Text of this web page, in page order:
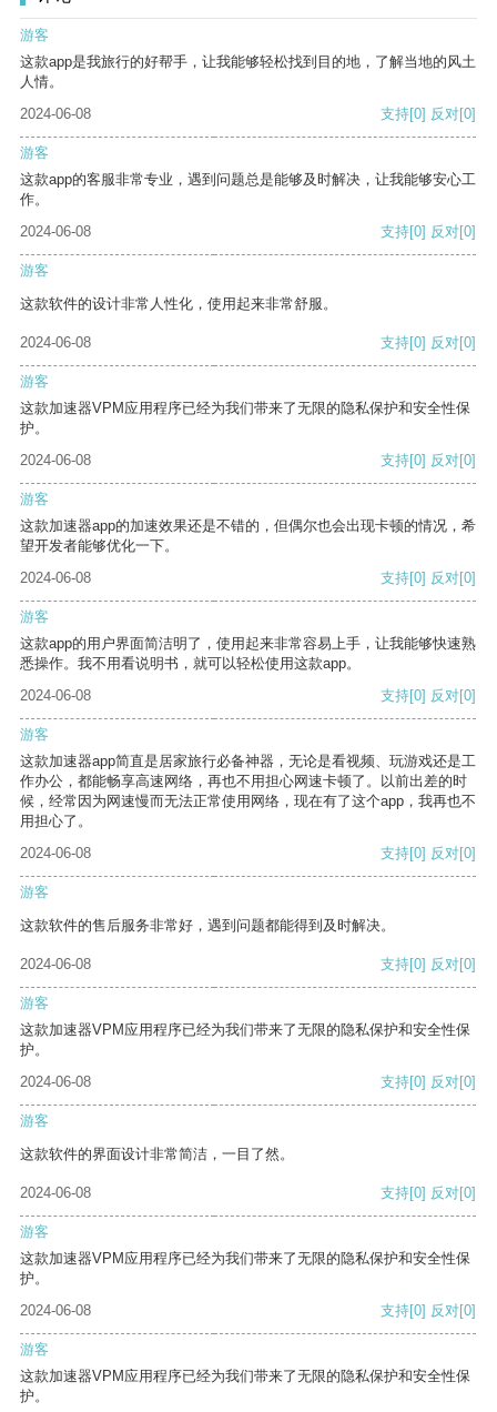
游客
这款app是我旅行的好帮手，让我能够轻松找到目的地，了解当地的风土
人情。
2024-06-08
支持[0] 反对[0]
游客
这款app的客服非常专业，遇到问题总是能够及时解决，让我能够安心工
作。
2024-06-08
支持[0] 反对[0]
游客
这款软件的设计非常人性化，使用起来非常舒服。
2024-06-08 支持[0] 反对[0]
游客
这款加速器VPM应用程序已经为我们带来了无限的隐私保护和安全性保
护。
2024-06-08
支持[0] 反对[0]
游客
这款加速器app的加速效果还是不错的，但偶尔也会出现卡顿的情况，希
望开发者能够优化一下。
2024-06-08
支持[0] 反对[0]
游客
这款app的用户界面简洁明了，使用起来非常容易上手，让我能够快速熟
悉操作。我不用看说明书，就可以轻松使用这款app。
2024-06-08
支持[0] 反对[0]
游客
这款加速器app简直是居家旅行必备神器，无论是看视频、玩游戏还是工
作办公，都能畅享高速网络，再也不用担心网速卡顿了。以前出差的时
候，经常因为网速慢而无法正常使用网络，现在有了这个app，我再也不
用担心了。
2024-06-08
支持[0] 反对[0]
游客
这款软件的售后服务非常好，遇到问题都能得到及时解决。
2024-06-08 支持[0] 反对[0]
游客
这款加速器VPM应用程序已经为我们带来了无限的隐私保护和安全性保
护。
2024-06-08
支持[0] 反对[0]
游客
这款软件的界面设计非常简洁，一目了然。
2024-06-08 支持[0] 反对[0]
游客
这款加速器VPM应用程序已经为我们带来了无限的隐私保护和安全性保
护。
2024-06-08
支持[0] 反对[0]
游客
这款加速器VPM应用程序已经为我们带来了无限的隐私保护和安全性保
护。